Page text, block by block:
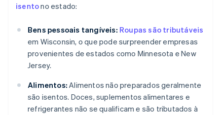
isentono estado:
Bens pessoais tangíveis: Roupas são tributáveis
em Wisconsin, o que pode surpreender empresas
provenientes de estados como Minnesota e New
Jersey.
Alimentos: Alimentos não preparados geralmente
são isentos. Doces, suplementos alimentares e
refrigerantes não se qualificam e são tributados à